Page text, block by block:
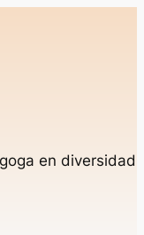
en diversidad